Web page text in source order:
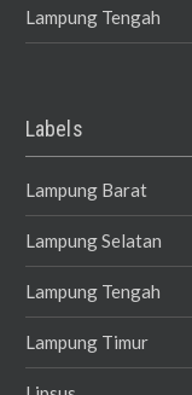
Lampung Tengah
Labels
Lampung Barat
Lampung Selatan
Lampung Tengah
Lampung Timur